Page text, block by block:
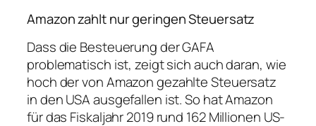
Amazon zahlt nur geringen Steuersatz
Dass die Besteuerung der GAFA
problematisch ist, zeigt sich auch daran, wie
hoch der von Amazon gezahlte Steuersatz
in den USA ausgefallen ist. So hat Amazon
für das Fiskaljahr 2019 rund 162 Millionen US-